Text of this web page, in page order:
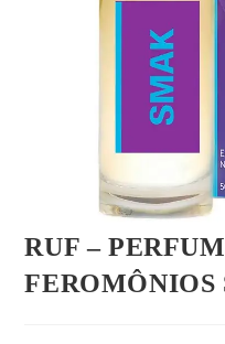
RUF –
FEROMÔNIOS